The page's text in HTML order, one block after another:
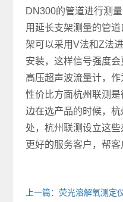
DN300的管道进行测
用延长支架测量的管
架可以采用V法和Z法
安装，这样信号强度会
高压超声波流量计，
性价比方面杭州联测
边在选产品的时候，
处，杭州联测设立这
更好的服务客户，帮客
上一篇：荧光溶解氧测定